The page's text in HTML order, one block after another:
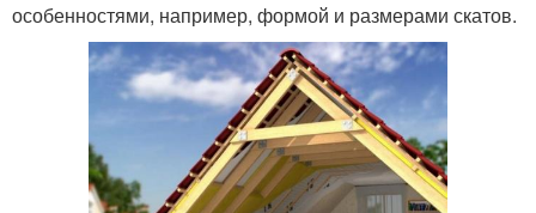
особенностями, например, формой и размерами скатов.